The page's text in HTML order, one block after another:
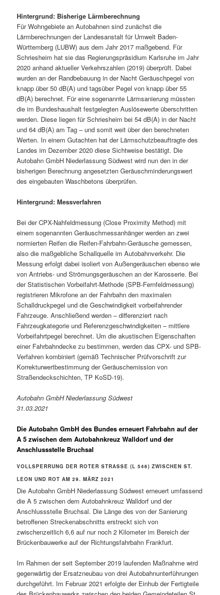
Hintergrund: Bisherige Lärmberechnung
Für Wohngebiete an Autobahnen sind zunächst die
Lärmberechnungen der Landesanstalt für Umwelt Baden-
Württemberg (LUBW) aus dem Jahr 2017 maßgebend. Für
Schriesheim hat sie das Regierungspräsidium Karlsruhe im Jahr
2020 anhand aktueller Verkehrszahlen (2019) überprüft. Dabei
wurden an der Randbebauung in der Nacht Geräuschpegel von
knapp über 50 dB(A) und tagsüber Pegel von knapp über 55
dB(A) berechnet. Für eine sogenannte Lärmsanierung müssten
die im Bundeshaushalt festgelegten Auslösewerte überschritten
werden. Diese liegen für Schriesheim bei 54 dB(A) in der Nacht
und 64 dB(A) am Tag – und somit weit über den berechneten
Werten. In einem Gutachten hat der Lärmschutzbeauftragte des
Landes im Dezember 2020 diese Sichtweise bestätigt. Die
Autobahn GmbH Niederlassung Südwest wird nun den in der
bisherigen Berechnung angesetzten Geräuschminderungswert
des eingebauten Waschbetons überprüfen.
Hintergrund: Messverfahren
Bei der CPX-Nahfeldmessung (Close Proximity Method) mit
einem sogenannten Geräuschmessanhänger werden an zwei
normierten Reifen die Reifen-Fahrbahn-Geräusche gemessen,
also die maßgebliche Schallquelle im Autobahnverkehr. Die
Messung erfolgt dabei isoliert von Außengeräuschen ebenso wie
von Antriebs- und Strömungsgeräuschen an der Karosserie. Bei
der Statistischen Vorbeifahrt-Methode (SPB-Fernfeldmessung)
registrieren Mikrofone an der Fahrbahn den maximalen
Schalldruckpegel und die Geschwindigkeit vorbeifahrender
Fahrzeuge. Anschließend werden – differenziert nach
Fahrzeugkategorie und Referenzgeschwindigkeiten – mittlere
Vorbeifahrtpegel berechnet. Um die akustischen Eigenschaften
einer Fahrbahndecke zu bestimmen, werden das CPX- und SPB-
Verfahren kombiniert (gemäß Technischer Prüfvorschrift zur
Korrekturwertbestimmung der Geräuschemission von
Straßendeckschichten, TP KoSD-19).
Autobahn GmbH Niederlassung Südwest
31.03.2021
Die Autobahn GmbH des Bundes erneuert Fahrbahn auf der
A 5 zwischen dem Autobahnkreuz Walldorf und der
Anschlussstelle Bruchsal
VOLLSPERRUNG DER ROTER STRASSE (L 546) ZWISCHEN ST. L
EON UND ROT AM 29. MÄRZ 2021
Die Autobahn GmbH Niederlassung Südwest erneuert umfassend
die A 5 zwischen dem Autobahnkreuz Walldorf und der
Anschlussstelle Bruchsal. Die Länge des von der Sanierung
betroffenen Streckenabschnitts erstreckt sich von
zwischenzeitlich 6,6 auf nur noch 2 Kilometer im Bereich der
Brückenbauwerke auf der Richtungsfahrbahn Frankfurt.
Im Rahmen der seit September 2019 laufenden Maßnahme wird
gegenwärtig der Ersatzneubau von drei Autobahnunterführungen
durchgeführt. Im Februar 2021 erfolgte der Einhub der Fertigteile